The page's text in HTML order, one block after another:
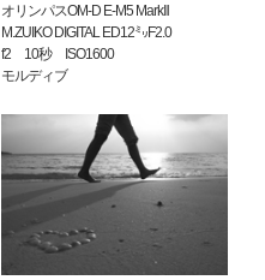
オリンパスOM-D E-M5 MarkⅡ
M.ZUIKO DIGITAL ED12㍉F2.0
f2 10秒 ISO1600
モルディブ